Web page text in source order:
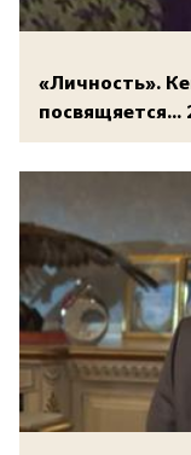
«Личность».
посвящяется...